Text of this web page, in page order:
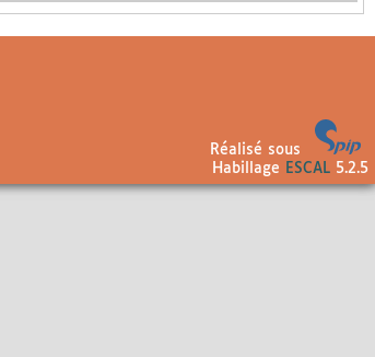
Réalisé sous
Habillage
ESCAL5.2.5